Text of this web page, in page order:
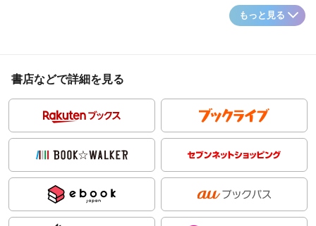
もっと見る
書店などで詳細を見る